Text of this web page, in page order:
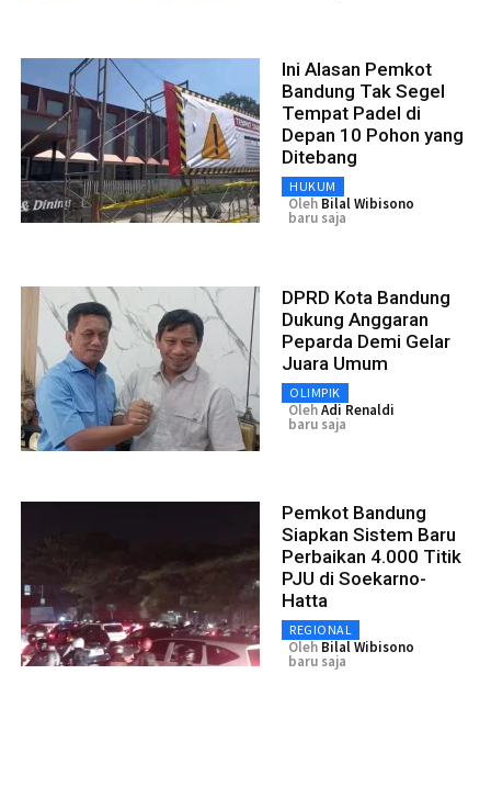
Ini Alasan Pemkot
Bandung Tak Segel
Tempat Padel di
Depan 10 Pohon yang
Ditebang
HUKUM
Oleh Bilal Wibisono
baru saja
DPRD Kota Bandung
Dukung Anggaran
Peparda Demi Gelar
Juara Umum
OLIMPIK
OlehAdi Renaldi
baru saja
Pemkot Bandung
Siapkan Sistem Baru
Perbaikan 4.000 Titik
PJU di Soekarno-
Hatta
REGIONAL
Oleh Bilal Wibisono
baru saja